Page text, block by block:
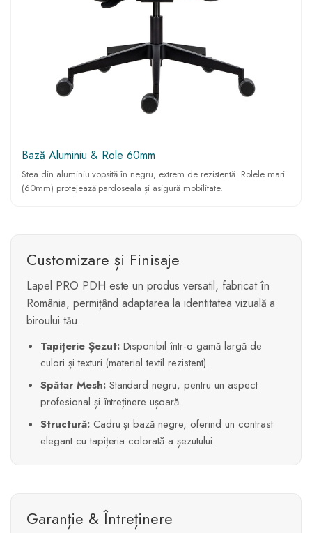
Bază Aluminiu & Role 60mm
Stea din aluminiu vopsită în negru, extrem de rezistentă. Rolele mari
(60mm) protejează pardoseala și asigură mobilitate.
Customizare și Finisaje
Lapel PRO PDH este un produs versatil, fabricat în
România, permițând adaptarea la identitatea vizuală a
biroului tău.
Tapițerie Șezut:Disponibil într-o gamă largă de
culori și texturi (material textil rezistent).
Spătar Mesh:Standard negru, pentru un aspect
profesional și întreținere ușoară.
Structură:Cadru și bază negre, oferind un contrast
elegant cu tapițeria colorată a șezutului.
Garanție & Întreținere